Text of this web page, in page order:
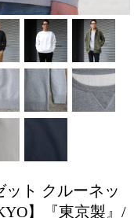
ット クルーネッ
】『東京製』/